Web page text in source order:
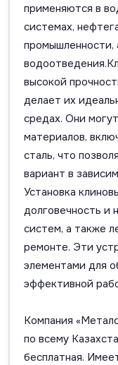
применяются в
системах,
промышленности,
высокой
делает их
средах. Они
материалов,
сталь, что
вариант в
Установка
долговечность и
систем, а также
ремонте. Эти
элементами для
эффективной
Компания
по всему
бесплатная.